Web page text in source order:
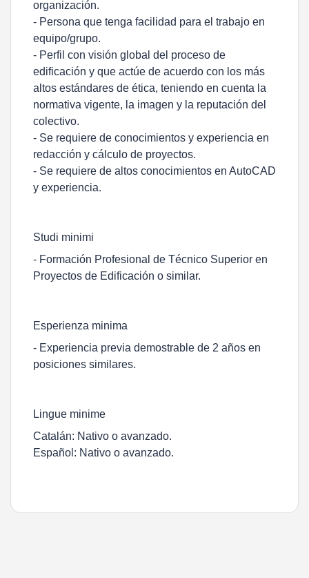
organización.
- Persona que tenga facilidad para el trabajo en
equipo/grupo.
- Perfil con visión global del proceso de
edificación y que actúe de acuerdo con los más
altos estándares de ética, teniendo en cuenta la
normativa vigente, la imagen y la reputación del
colectivo.
- Se requiere de conocimientos y experiencia en
redacción y cálculo de proyectos.
- Se requiere de altos conocimientos en AutoCAD
y experiencia.
Studi minimi
- Formación Profesional de Técnico Superior en
Proyectos de Edificación o similar.
Esperienza minima
- Experiencia previa demostrable de 2 años en
posiciones similares.
Lingue minime
Catalán: Nativo o avanzado.
Español: Nativo o avanzado.